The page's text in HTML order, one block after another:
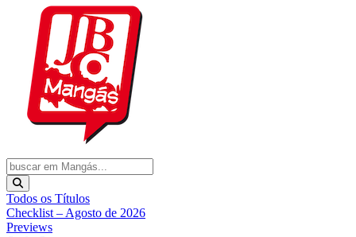
Todos os Títulos
Checklist – Agosto de 2026
Previews